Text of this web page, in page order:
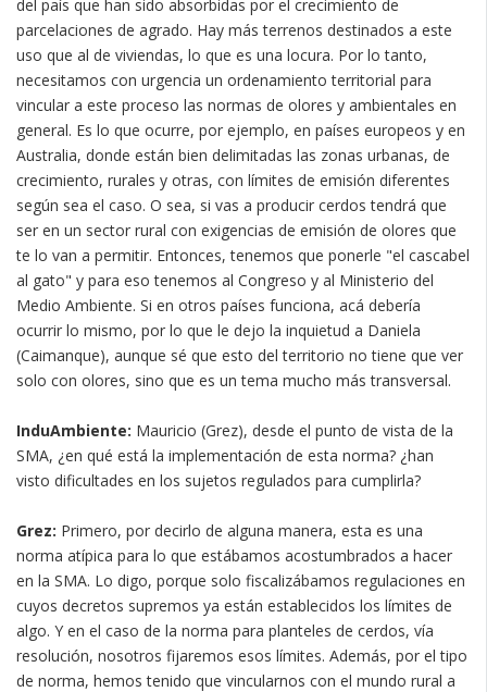
del país que han sido absorbidas por el crecimiento de
parcelaciones de agrado. Hay más terrenos destinados a este
uso que al de viviendas, lo que es una locura. Por lo tanto,
necesitamos con urgencia un ordenamiento territorial para
vincular a este proceso las normas de olores y ambientales en
general. Es lo que ocurre, por ejemplo, en países europeos y en
Australia, donde están bien delimitadas las zonas urbanas, de
crecimiento, rurales y otras, con límites de emisión diferentes
según sea el caso. O sea, si vas a producir cerdos tendrá que
ser en un sector rural con exigencias de emisión de olores que
te lo van a permitir. Entonces, tenemos que ponerle "el cascabel
al gato" y para eso tenemos al Congreso y al Ministerio del
Medio Ambiente. Si en otros países funciona, acá debería
ocurrir lo mismo, por lo que le dejo la inquietud a Daniela
(Caimanque), aunque sé que esto del territorio no tiene que ver
solo con olores, sino que es un tema mucho más transversal.
InduAmbiente: Mauricio (Grez), desde el punto de vista de la
SMA, ¿en qué está la implementación de esta norma? ¿han
visto dificultades en los sujetos regulados para cumplirla?
Grez: Primero, por decirlo de alguna manera, esta es una
norma atípica para lo que estábamos acostumbrados a hacer
en la SMA. Lo digo, porque solo fiscalizábamos regulaciones en
cuyos decretos supremos ya están establecidos los límites de
algo. Y en el caso de la norma para planteles de cerdos, vía
resolución, nosotros fijaremos esos límites. Además, por el tipo
de norma, hemos tenido que vincularnos con el mundo rural a